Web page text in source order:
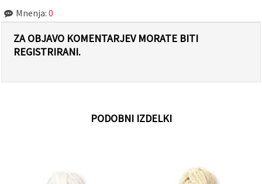
Mnenja: 0
ZA OBJAVO KOMENTARJEV MORATE BITI
REGISTRIRANI.
PODOBNI IZDELKI